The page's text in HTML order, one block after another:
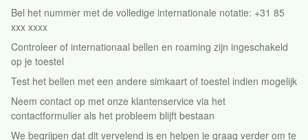
Bel het nummer met de volledige internationale notatie: +31 85
xxx xxxx
Controleer of internationaal bellen en roaming zijn ingeschakeld
op je toestel
Test het bellen met een andere simkaart of toestel indien mogelijk
Neem contact op met onze klantenservice via het
contactformulier als het probleem blijft bestaan
We begrijpen dat dit vervelend is en helpen je graag verder om te